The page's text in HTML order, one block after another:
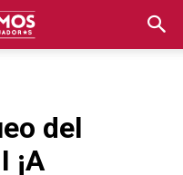
del
¡A